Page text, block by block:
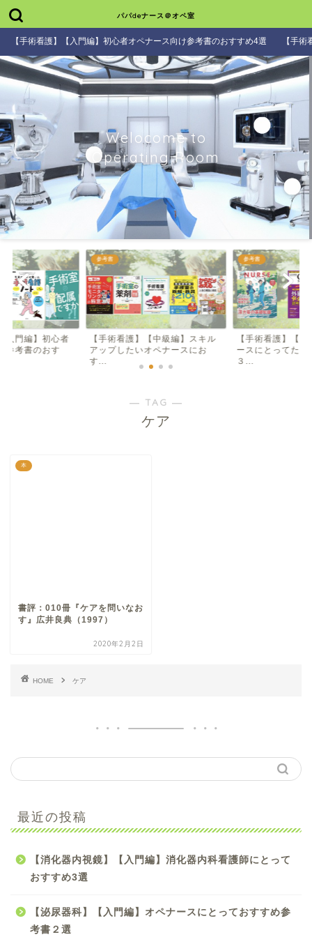
パパdeナース＠オペ室
【手術看護】【入門編】初心者オペナース向け参考書のおすすめ4選 【手
Welocome to
Operating Room
入門編】初心者
参考書のおす
参考書
【手術看護】【中級編】スキル
アップしたいオペナースにお
す...
参考書
【手術看護】【
ースにとってため
３...
― TAG ―
ケア
本
書評：010冊『ケアを問いなお
す』広井良典（1997）
2020年2月2日
HOME ケア
最近の投稿
【消化器内視鏡】【入門編】消化器内科看護師にとって
おすすめ3選
【泌尿器科】【入門編】オペナースにとっておすすめ参
考書２選
考書のおすすめ4選
選